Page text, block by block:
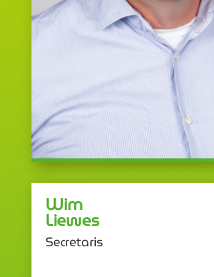
Wim
Liewes
Secretaris